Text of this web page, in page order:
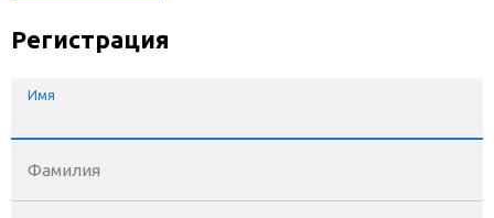
Регистрация
Имя
Фамилия